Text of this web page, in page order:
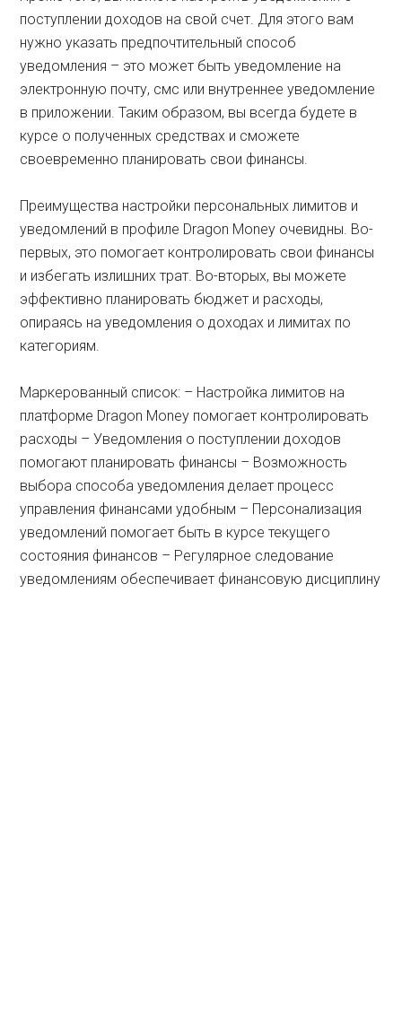
поступлении доходов на свой счет. Для этого вам
нужно указать предпочтительный способ
уведомления – это может быть уведомление на
электронную почту, смс или внутреннее уведомление
в приложении. Таким образом, вы всегда будете в
курсе о полученных средствах и сможете
своевременно планировать свои финансы.
Преимущества настройки персональных лимитов и
уведомлений в профиле Dragon Money очевидны. Во-
первых, это помогает контролировать свои финансы
и избегать излишних трат. Во-вторых, вы можете
эффективно планировать бюджет и расходы,
опираясь на уведомления о доходах и лимитах по
категориям.
Маркерованный список: – Настройка лимитов на
платформе Dragon Money помогает контролировать
расходы – Уведомления о поступлении доходов
помогают планировать финансы – Возможность
выбора способа уведомления делает процесс
управления финансами удобным – Персонализация
уведомлений помогает быть в курсе текущего
состояния финансов – Регулярное следование
уведомлениям обеспечивает финансовую дисциплину